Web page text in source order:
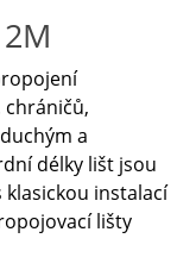
a
délky lišt jsou
klasickou instalací
lišty